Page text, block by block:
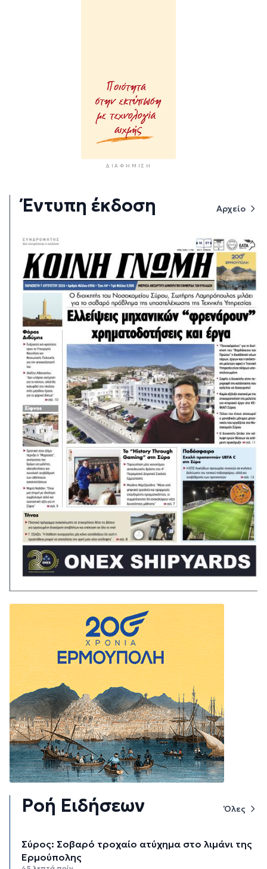
ΔΙΑΦΉΜΙΣΗ
Έντυπη έκδοση Αρχείο
Ροή Ειδήσεων Όλες
Σύρος: Σοβαρό τροχαίο ατύχημα στο λιμάνι της
Ερμούπολης